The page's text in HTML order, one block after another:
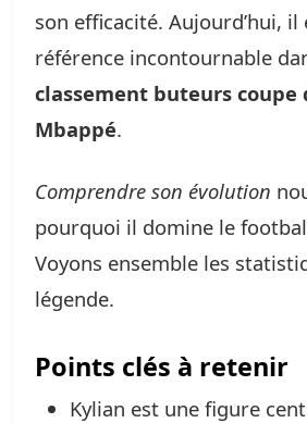
son efficacité. Aujourd’hui, il
référence incontournable
classement buteurs coupe
Mbappé.
Comprendre son évolution
pourquoi il domine le
Voyons ensemble les
légende.
Points clés à retenir
Kylian est une figure